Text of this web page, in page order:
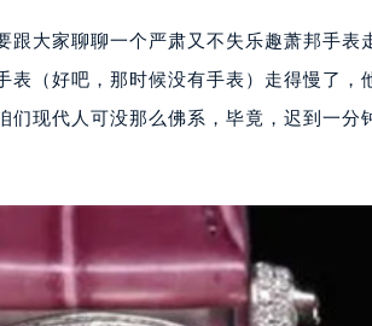
大家聊聊一个严肃又不失乐趣萧邦手表
（好吧，那时候没有手表）走得慢了，
们现代人可没那么佛系，毕竟，迟到一分